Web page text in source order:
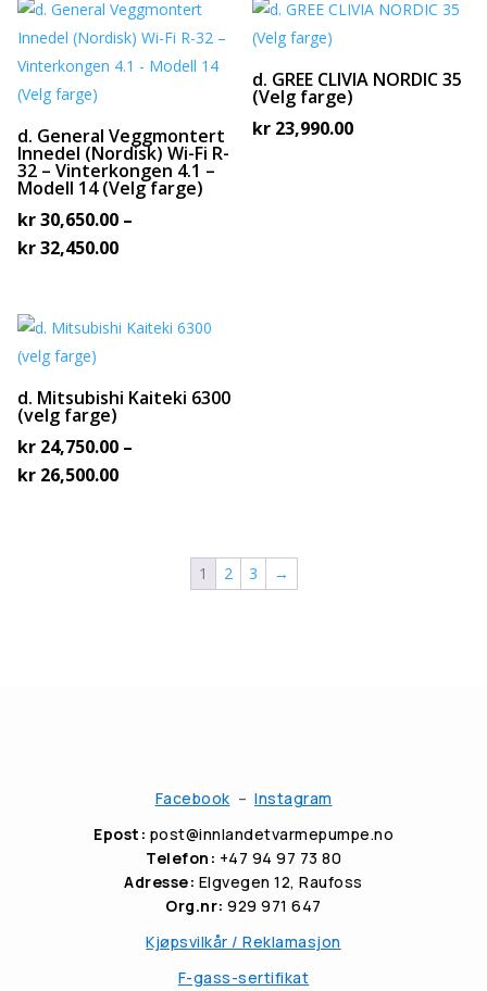
d. General Veggmontert
Innedel (Nordisk) Wi-Fi R-
32 – Vinterkongen 4.1 –
Modell 14 (Velg farge)
kr30,650.00 –
kr32,450.00Prisområde:
kr 32,450.00
d. GREE CLIVIA NORDIC 35
(Velg farge)
kr 23,990.00
d. Mitsubishi Kaiteki 6300
(velg farge)
kr24,750.00 –
kr26,500.00Prisområde:
kr 26,500.00
1 2 3 →
Facebook – Instagram
Epost: post@innlandetvarmepumpe.no
Telefon: +47 94 97 73 80
Adresse: Elgvegen 12, Raufoss
Org.nr: 929 971 647
Kjøpsvilkår / Reklamasjon
F-gass-sertifikat